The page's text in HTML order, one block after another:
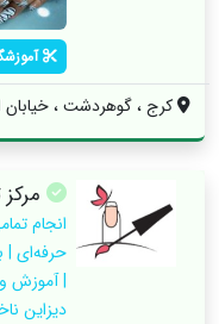
کرج ، گوهردشت ، خیابان
انجام
حرفه‌ای |
| آموزش و
دیزاین